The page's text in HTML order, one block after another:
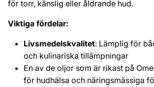
för torr, känslig eller åldrande hud.
Viktiga fördelar:
Livsmedelskvalitet: Lämplig för
och kulinariska tillämpningar
En av de oljor som är rikast på
för hudhälsa och näringsmässiga